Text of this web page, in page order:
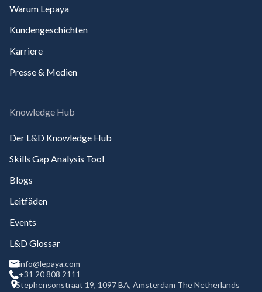
Warum Lepaya
Kundengeschichten
Karriere
Presse & Medien
Knowledge Hub
Der L&D Knowledge Hub
Skills Gap Analysis Tool
Blogs
Leitfäden
Events
L&D Glossar
info@lepaya.com
+31 20 808 2111
Stephensonstraat 19, 1097 BA, Amsterdam The Netherlands